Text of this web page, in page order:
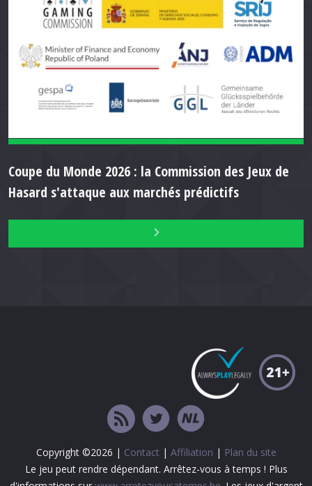
Coupe du Monde 2026 : la Commission des Jeux de
Hasard s'attaque aux marchés prédictifs
Copyright ©2026 | Contact | Affiliation | Plan du site
Le jeu peut rendre dépendant. Arrêtez-vous à temps ! Plus